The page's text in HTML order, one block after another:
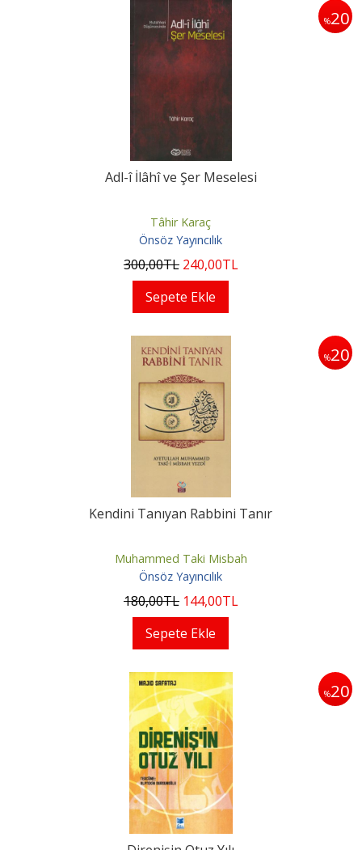
%20
Adl-î İlâhî ve Şer Meselesi
Tâhir Karaç
Önsöz Yayıncılık
300,00TL 240,00TL
Sepete Ekle
%20
Kendini Tanıyan Rabbini Tanır
Muhammed Taki Misbah
Önsöz Yayıncılık
180,00TL 144,00TL
Sepete Ekle
%20